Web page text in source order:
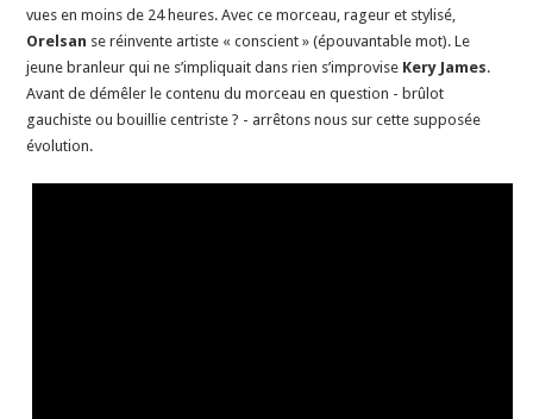
vues en moins de 24 heures. Avec ce morceau, rageur et stylisé,
Orelsan se réinvente artiste « conscient » (épouvantable mot). Le
jeune branleur qui ne s’impliquait dans rien s’improvise Kery James.
Avant de démêler le contenu du morceau en question - brûlot
gauchiste ou bouillie centriste ? - arrêtons nous sur cette supposée
évolution.